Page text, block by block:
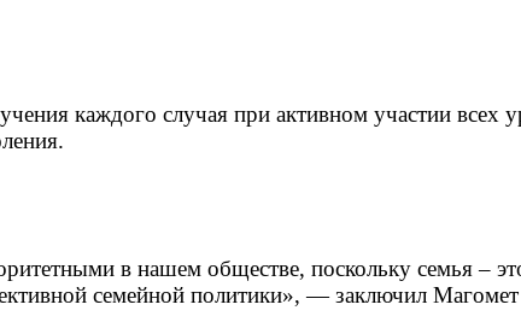
каждого случая при активном участии всех
в нашем обществе, поскольку семья –
семейной политики», — заключил